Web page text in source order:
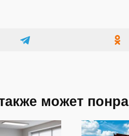
может